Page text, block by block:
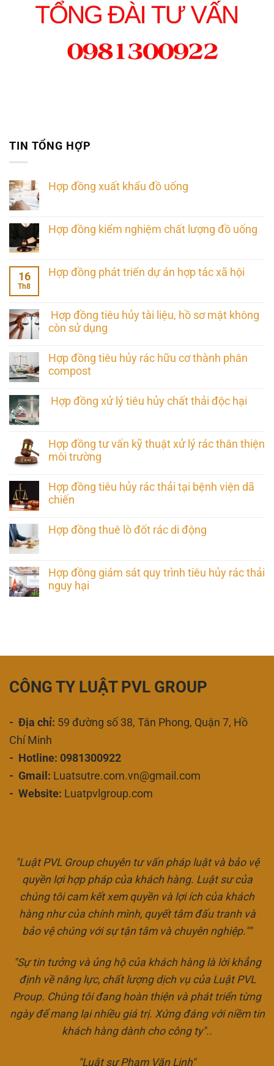
TIN TỔNG HỢP
Hợp đồng xuất khẩu đồ uống
Hợp đồng kiểm nghiệm chất lượng đồ uống
16
Th8
Hợp đồng phát triển dự án hợp tác xã hội
Hợp đồng tiêu hủy tài liệu, hồ sơ mật không
còn sử dụng
Hợp đồng tiêu hủy rác hữu cơ thành phân
compost
Hợp đồng xử lý tiêu hủy chất thải độc hại
Hợp đồng tư vấn kỹ thuật xử lý rác thân thiện
môi trường
Hợp đồng tiêu hủy rác thải tại bệnh viện dã
chiến
Hợp đồng thuê lò đốt rác di động
Hợp đồng giám sát quy trình tiêu hủy rác thải
nguy hại
CÔNG TY LUẬT PVL GROUP
- Địa chỉ: 59 đường số 38, Tân Phong, Quận 7, Hồ
Chí Minh
- Hotline: 0981300922
- Gmail: Luatsutre.com.vn@gmail.com
- Website: Luatpvlgroup.com
"Luật PVL Group chuyên tư vấn pháp luật và bảo vệ
quyền lợi hợp pháp của khách hàng. Luật sư của
chúng tôi cam kết xem quyền và lợi ích của khách
hàng như của chính mình, quyết tâm đấu tranh và
bảo vệ chúng với sự tận tâm và chuyên nghiệp.""
"Sự tin tưởng và ủng hộ của khách hàng là lời khẳng
định về năng lực, chất lượng dịch vụ của Luật PVL
Proup. Chúng tôi đang hoàn thiện và phát triển từng
ngày để mang lại nhiều giá trị. Xứng đáng với niềm tin
khách hàng dành cho công ty"..
"Luật sư Phạm Văn Linh"